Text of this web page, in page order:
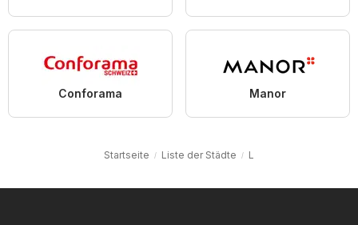
Conforama Manor
Startseite Liste der Städte L